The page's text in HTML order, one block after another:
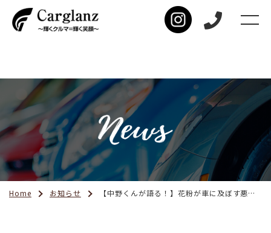
Home お知らせ 【中野くんが語る！】花粉が車に及ぼす悪影響や注意点